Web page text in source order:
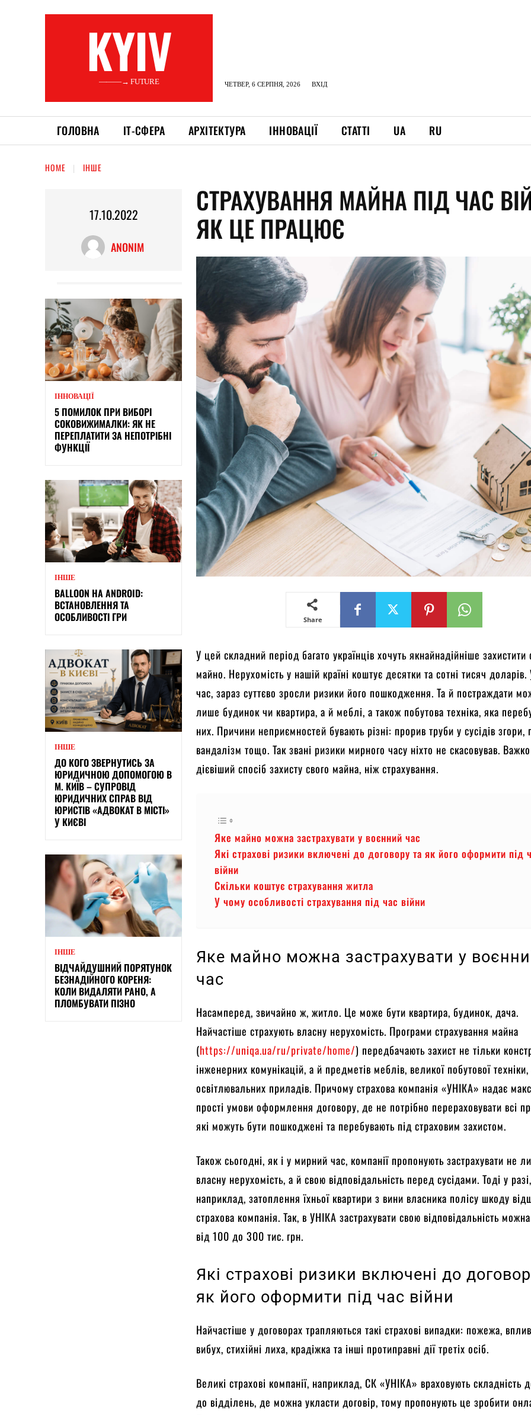
KYIV
———→ FUTURE ЧЕТВЕР, 6 СЕРПНЯ, 2026 ВХІД
ГОЛОВНА ІТ-СФЕРА АРХІТЕКТУРА ІННОВАЦІЇ СТАТТІ UA RU
HOME ІНШЕ
17.10.2022
ANONIM
ІННОВАЦІЇ
5 ПОМИЛОК ПРИ ВИБОРІ
СОКОВИЖИМАЛКИ: ЯК НЕ
ПЕРЕПЛАТИТИ ЗА НЕПОТРІБНІ
ФУНКЦІЇ
ІНШЕ
BALLOON НА ANDROID:
ВСТАНОВЛЕННЯ ТА
ОСОБЛИВОСТІ ГРИ
ІНШЕ
ДО КОГО ЗВЕРНУТИСЬ ЗА
ЮРИДИЧНОЮ ДОПОМОГОЮ В
М. КИЇВ – СУПРОВІД
ЮРИДИЧНИХ СПРАВ ВІД
ЮРИСТІВ «АДВОКАТ В МІСТІ»
У КИЄВІ
ІНШЕ
ВІДЧАЙДУШНИЙ ПОРЯТУНОК
БЕЗНАДІЙНОГО КОРЕНЯ:
КОЛИ ВИДАЛЯТИ РАНО, А
ПЛОМБУВАТИ ПІЗНО
СТРАХУВАННЯ МАЙНА ПІД ЧАС
ЯК ЦЕ ПРАЦЮЄ
Share
У цей складний період багато українців хочуть якнайнадійніше захистити
майно. Нерухомість у нашій країні коштує десятки та сотні тисяч
час, зараз суттєво зросли ризики його пошкодження. Та й постраждати
лише будинок чи квартира, а й меблі, а також побутова техніка, яка
них. Причини неприємностей бувають різні: прорив труби у сусідів
вандалізм тощо. Так звані ризики мирного часу ніхто не скасовував.
дієвіший спосіб захисту свого майна, ніж страхування.
Яке майно можна застрахувати у воєнний час
Які страхові ризики включені до договору та як його оформити під
війни
Скільки коштує страхування житла
У чому особливості страхування під час війни
Яке майно можна застрахувати у
час
Насамперед, звичайно ж, житло. Це може бути квартира, будинок, дача.
Найчастіше страхують власну нерухомість. Програми страхування майна
(https://uniqa.ua/ru/private/home/) передбачають захист не тільки
інженерних комунікацій, а й предметів меблів, великої побутової
освітлювальних приладів. Причому страхова компанія «УНІКА» надає
прості умови оформлення договору, де не потрібно перераховувати всі
які можуть бути пошкоджені та перебувають під страховим захистом.
Також сьогодні, як і у мирний час, компанії пропонують застрахувати не
власну нерухомість, а й свою відповідальність перед сусідами. Тоді у разі,
наприклад, затоплення їхньої квартири з вини власника полісу шкоду
страхова компанія. Так, в УНІКА застрахувати свою відповідальність
від 100 до 300 тис. грн.
Які страхові ризики включені до
як його оформити під час війни
Найчастіше у договорах трапляються такі страхові випадки: пожежа,
вибух, стихійні лиха, крадіжка та інші протиправні дії третіх осіб.
Великі страхові компанії, наприклад, СК «УНІКА» враховують складність
до відділень, де можна укласти договір, тому пропонують це зробити